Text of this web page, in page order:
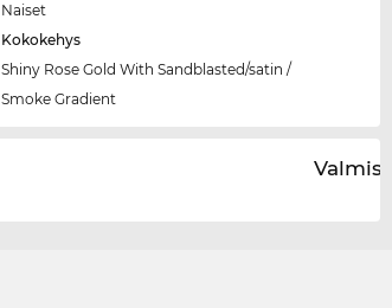
Naiset
Kokokehys
Shiny Rose Gold With Sandblasted/satin /
Smoke Gradient